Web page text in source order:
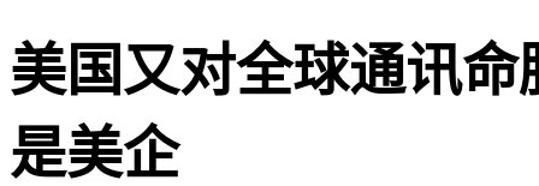
美国又对全球通讯
是美企